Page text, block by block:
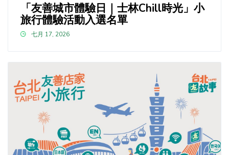
「友善城市體驗日｜士林Chill時光」小
旅行體驗活動入選名單
七月 17, 2026